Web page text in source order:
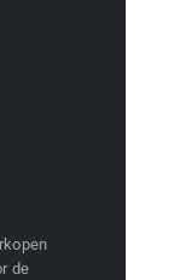
de